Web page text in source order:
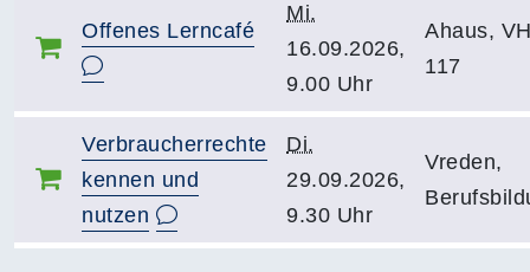
Offenes Lerncafé
Mi.
16.09.2026,
9.00 Uhr
Ahaus,
117
Verbraucherrechte
kennen und
nutzen
Di.
29.09.2026,
9.30 Uhr
Vreden,